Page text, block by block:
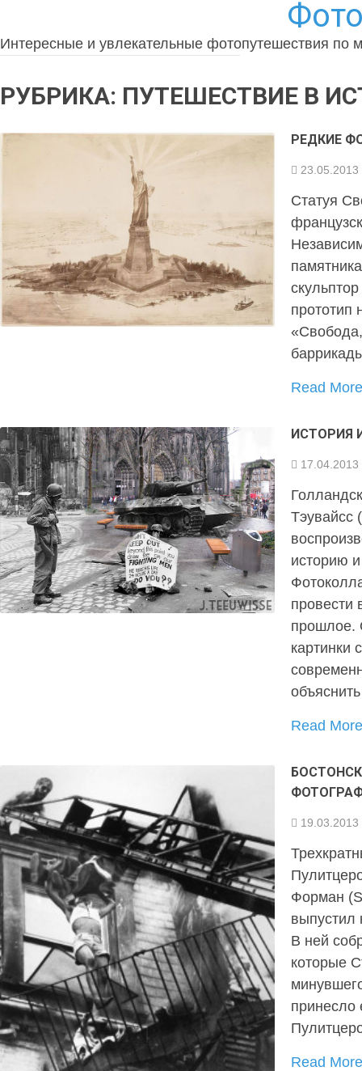
Интересные и увлекательные фотопутешествия по
РУБРИКА: ПУТЕШЕСТВИЕ В
РЕДКИЕ
23.05.2013
Статуя
прототип
Read
ИСТОРИЯ
17.04.2013
Тэувайсс
историю
провести
прошлое.
картинки
Read
19.03.2013
Форман
выпустил
В ней
которые
принесло
Read